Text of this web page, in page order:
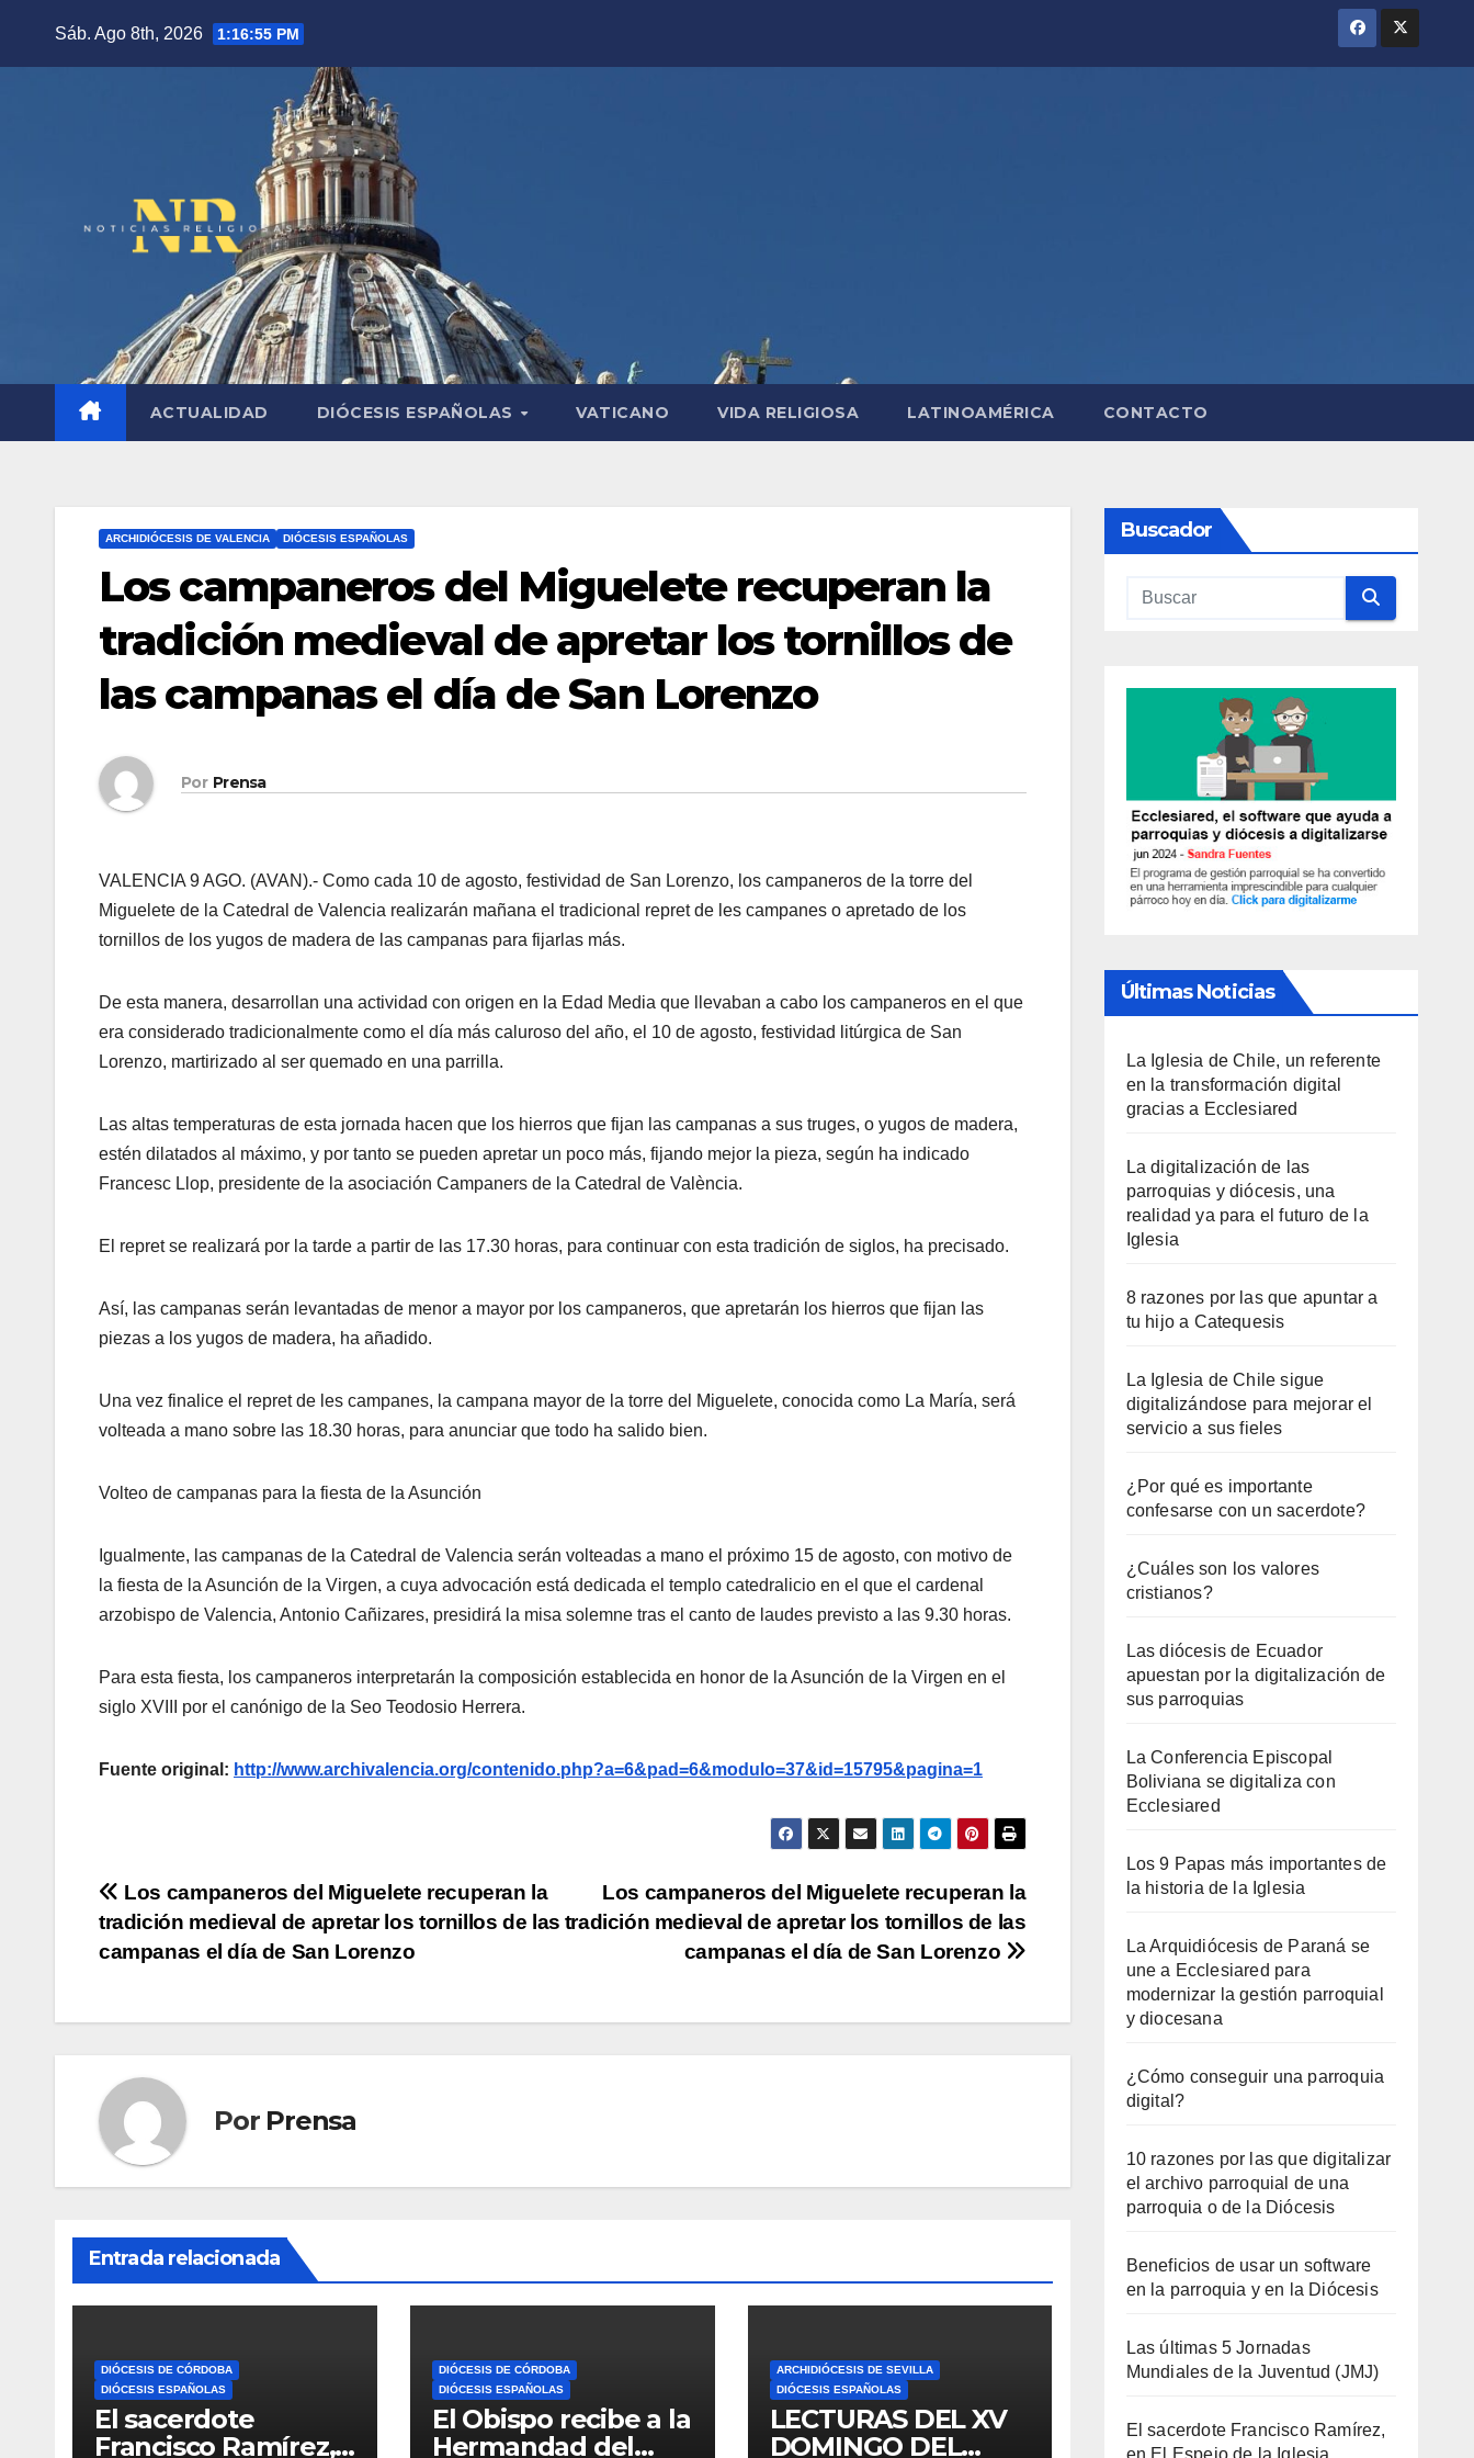
Sáb. Ago 8th, 2026 1:16:56 PM
ACTUALIDAD DIÓCESIS ESPAÑOLAS VATICANO VIDA RELIGIOSA LATINOAMÉRICA CONTACTO
ARCHIDIÓCESIS DE VALENCIA DIÓCESIS ESPAÑOLAS
Los campaneros del Miguelete recuperan la
tradición medieval de apretar los tornillos de
las campanas el día de San Lorenzo
Por Prensa
VALENCIA 9 AGO. (AVAN).- Como cada 10 de agosto, festividad de San Lorenzo, los campaneros de la torre del
Miguelete de la Catedral de Valencia realizarán mañana el tradicional repret de les campanes o apretado de los
tornillos de los yugos de madera de las campanas para fijarlas más.
De esta manera, desarrollan una actividad con origen en la Edad Media que llevaban a cabo los campaneros en el que
era considerado tradicionalmente como el día más caluroso del año, el 10 de agosto, festividad litúrgica de San
Lorenzo, martirizado al ser quemado en una parrilla.
Las altas temperaturas de esta jornada hacen que los hierros que fijan las campanas a sus truges, o yugos de madera,
estén dilatados al máximo, y por tanto se pueden apretar un poco más, fijando mejor la pieza, según ha indicado
Francesc Llop, presidente de la asociación Campaners de la Catedral de València.
El repret se realizará por la tarde a partir de las 17.30 horas, para continuar con esta tradición de siglos, ha precisado.
Así, las campanas serán levantadas de menor a mayor por los campaneros, que apretarán los hierros que fijan las
piezas a los yugos de madera, ha añadido.
Una vez finalice el repret de les campanes, la campana mayor de la torre del Miguelete, conocida como La María, será
volteada a mano sobre las 18.30 horas, para anunciar que todo ha salido bien.
Volteo de campanas para la fiesta de la Asunción
Igualmente, las campanas de la Catedral de Valencia serán volteadas a mano el próximo 15 de agosto, con motivo de
la fiesta de la Asunción de la Virgen, a cuya advocación está dedicada el templo catedralicio en el que el cardenal
arzobispo de Valencia, Antonio Cañizares, presidirá la misa solemne tras el canto de laudes previsto a las 9.30 horas.
Para esta fiesta, los campaneros interpretarán la composición establecida en honor de la Asunción de la Virgen en el
siglo XVIII por el canónigo de la Seo Teodosio Herrera.
Fuente original: http://www.archivalencia.org/contenido.php?a=6&pad=6&modulo=37&id=15795&pagina=1
Navegación
de
Los campaneros del Miguelete recuperan la
tradición medieval de apretar los tornillos de las
campanas el día de San Lorenzo
Los campaneros del Miguelete recuperan la
tradición medieval de apretar los tornillos de las
campanas el día de San Lorenzo
Por Prensa
Entrada relacionada
DIÓCESIS DE CÓRDOBA
DIÓCESIS ESPAÑOLAS
El sacerdote
Francisco Ramírez,
DIÓCESIS DE CÓRDOBA
DIÓCESIS ESPAÑOLAS
El Obispo recibe a la
Hermandad del
ARCHIDIÓCESIS DE SEVILLA
DIÓCESIS ESPAÑOLAS
LECTURAS DEL XV
DOMINGO DEL
Buscador
Últimas Noticias
La Iglesia de Chile, un referente
en la transformación digital
gracias a Ecclesiared
La digitalización de las
parroquias y diócesis, una
realidad ya para el futuro de la
Iglesia
8 razones por las que apuntar a
tu hijo a Catequesis
La Iglesia de Chile sigue
digitalizándose para mejorar el
servicio a sus fieles
¿Por qué es importante
confesarse con un sacerdote?
¿Cuáles son los valores
cristianos?
Las diócesis de Ecuador
apuestan por la digitalización de
sus parroquias
La Conferencia Episcopal
Boliviana se digitaliza con
Ecclesiared
Los 9 Papas más importantes de
la historia de la Iglesia
La Arquidiócesis de Paraná se
une a Ecclesiared para
modernizar la gestión parroquial
y diocesana
¿Cómo conseguir una parroquia
digital?
10 razones por las que digitalizar
el archivo parroquial de una
parroquia o de la Diócesis
Beneficios de usar un software
en la parroquia y en la Diócesis
Las últimas 5 Jornadas
Mundiales de la Juventud (JMJ)
El sacerdote Francisco Ramírez,
en El Espejo de la Iglesia